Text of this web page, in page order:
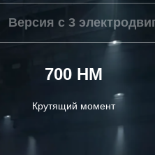
Версия с 3
700 НМ
Крутящий момент